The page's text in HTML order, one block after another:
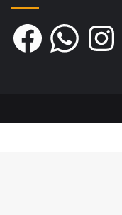
Facebook WhatsAppInstagram